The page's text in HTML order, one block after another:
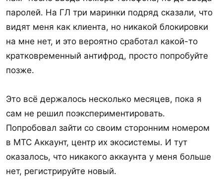
паролей. На ГЛ три маринки подряд сказали, что
видят меня как клиента, но никакой блокировки
на мне нет, и это вероятно сработал какой-то
кратковременный антифрод, просто попробуйте
позже.
Это всё держалось несколько месяцев, пока я
сам не решил поэкспериментировать.
Попробовал зайти со своим сторонним номером
в МТС Аккаунт, центр их экосистемы. И тут
оказалось, что никакого аккаунта у меня больше
нет, регистрируйте новый.